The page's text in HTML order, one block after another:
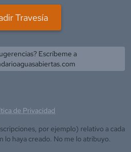
Travesía
Escríbeme a
de Privacidad
por ejemplo) relativo a cada
lo haya creado. No me lo atribuyo.